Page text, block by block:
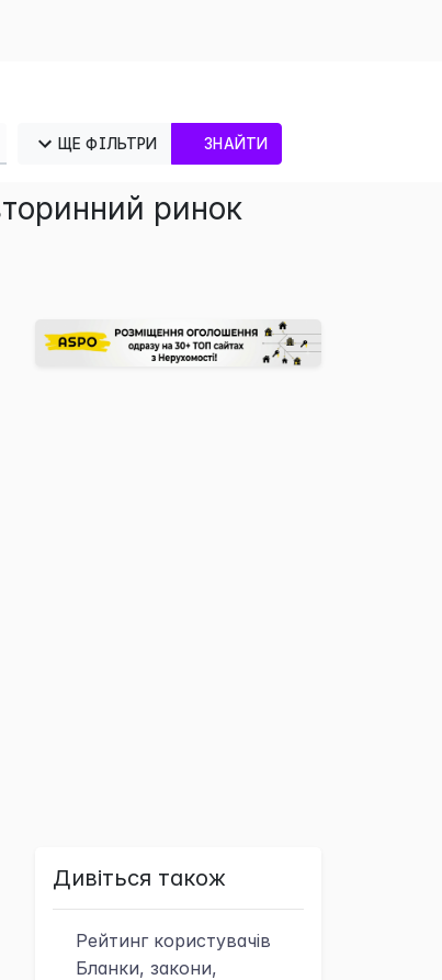
ЩЕ ФІЛЬТРИ ЗНАЙТИ
ринок
Дивіться також
Рейтинг користувачів
Бланки, закони,